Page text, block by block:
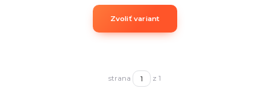
Zvoliť variant
strana z 1